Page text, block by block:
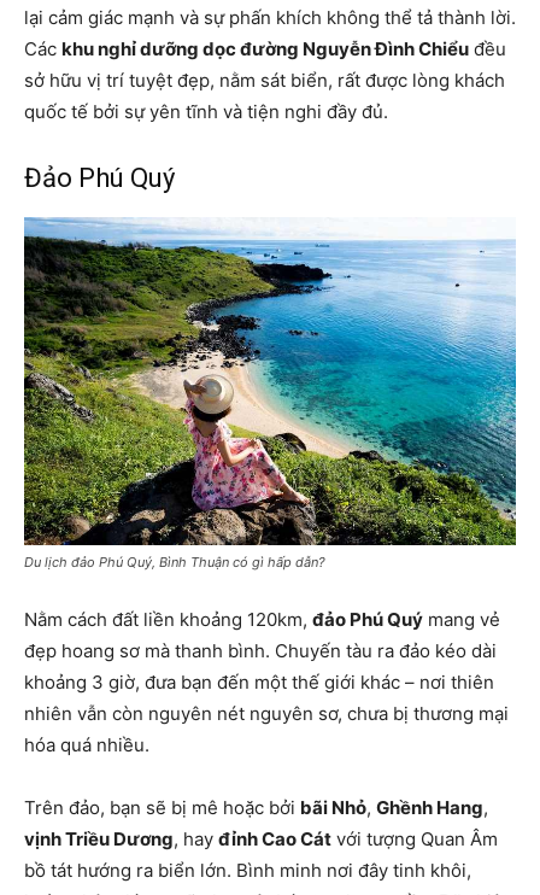
lại cảm giác mạnh và sự phấn khích không thể tả thành lời.
Các khu nghỉ dưỡng dọc đường Nguyễn Đình Chiểu đều
sở hữu vị trí tuyệt đẹp, nằm sát biển, rất được lòng khách
quốc tế bởi sự yên tĩnh và tiện nghi đầy đủ.
Đảo Phú Quý
Du lịch đảo Phú Quý, Bình Thuận có gì hấp dẫn?
Nằm cách đất liền khoảng 120km, đảo Phú Quý mang vẻ
đẹp hoang sơ mà thanh bình. Chuyến tàu ra đảo kéo dài
khoảng 3 giờ, đưa bạn đến một thế giới khác – nơi thiên
nhiên vẫn còn nguyên nét nguyên sơ, chưa bị thương mại
hóa quá nhiều.
Trên đảo, bạn sẽ bị mê hoặc bởi bãi Nhỏ, Ghềnh Hang,
vịnh Triều Dương, hay đỉnh Cao Cát với tượng Quan Âm
bồ tát hướng ra biển lớn. Bình minh nơi đây tinh khôi,